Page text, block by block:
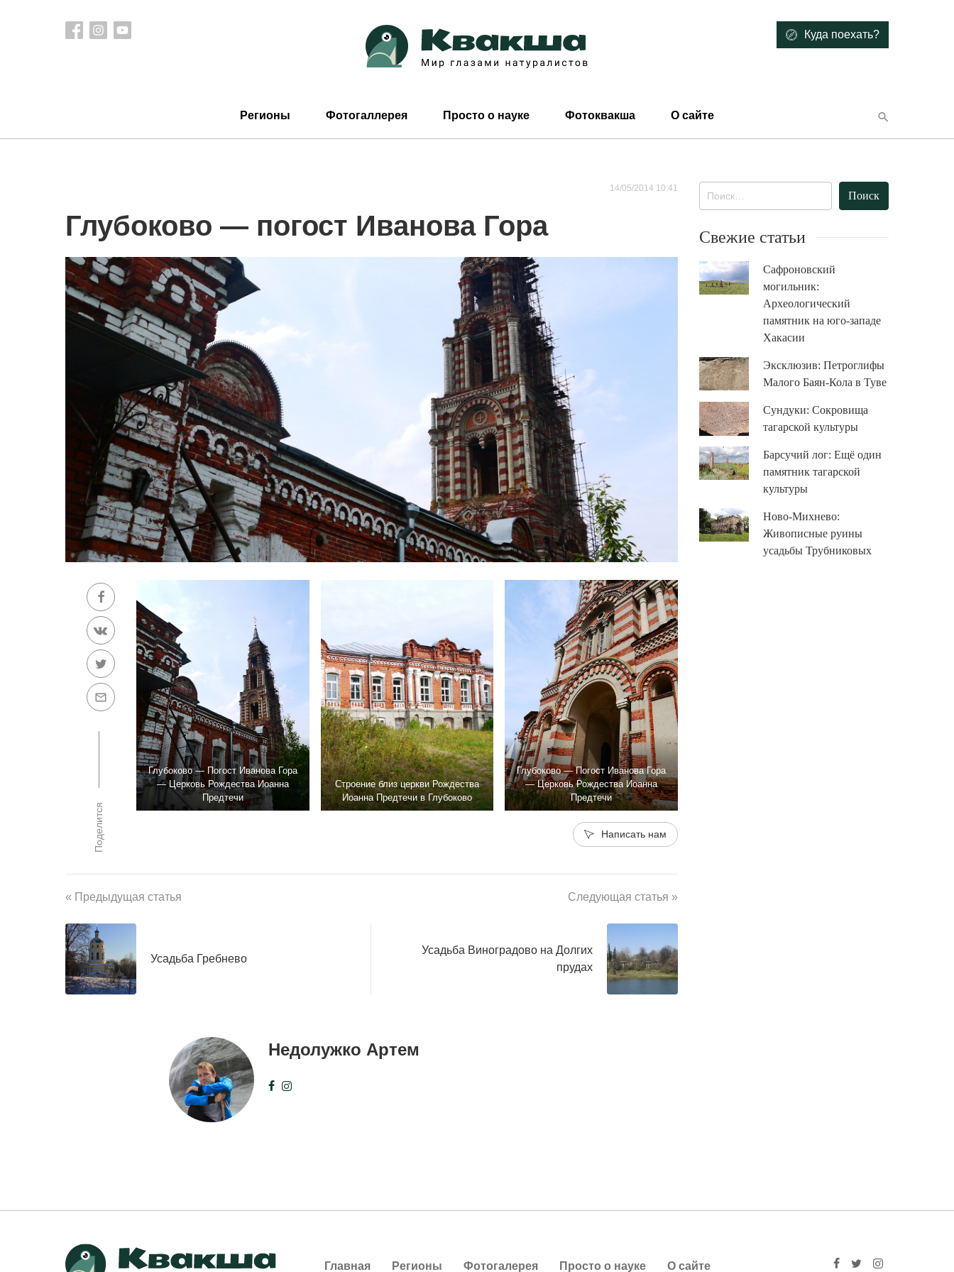
Куда поехать?
Регионы Фотогаллерея Просто о науке Фотоквакша О сайте
14/05/2014 10:41
Глубоково — погост Иванова Гора
Поделится
Глубоково — Погост Иванова Гора
— Церковь Рождества Иоанна
Предтечи
Строение близ церкви Рождества
Иоанна Предтечи в Глубоково
Глубоково — Погост Иванова Гора
— Церковь Рождества Иоанна
Предтечи
Написать нам
« Предыдущая статья
Усадьба Гребнево
Следующая статья »
Усадьба Виноградово на Долгих
прудах
Недолужко Артем
Свежие статьи
Сафроновский
могильник:
Археологический
памятник на юго-западе
Хакасии
Эксклюзив: Петроглифы
Малого Баян-Кола в Туве
Сундуки: Сокровища
тагарской культуры
Барсучий лог: Ещё один
памятник тагарской
культуры
Ново-Михнево:
Живописные руины
усадьбы Трубниковых
Главная Регионы Фотогалерея Просто о науке О сайте